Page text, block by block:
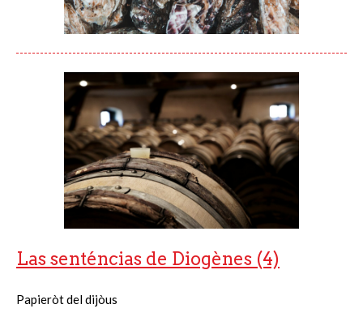
Las senténcias de Diogènes (4)
Papieròt del dijòus